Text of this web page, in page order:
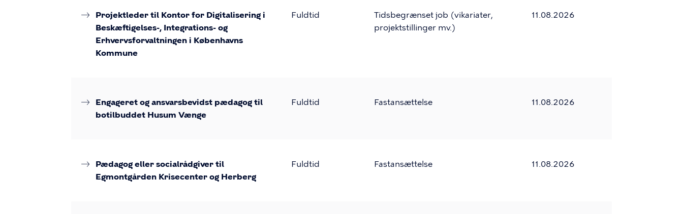
Projektleder til Kontor for Digitalisering i
Beskæftigelses-, Integrations- og
Erhvervsforvaltningen i Københavns
Kommune
Fuldtid
Tidsbegrænset job (vikariater,
projektstillinger mv.)
11.08.2026
Engageret og ansvarsbevidst pædagog til
botilbuddet Husum Vænge
Fuldtid Fastansættelse 11.08.2026
Pædagog eller socialrådgiver til
Egmontgården Krisecenter og Herberg
Fuldtid Fastansættelse 11.08.2026